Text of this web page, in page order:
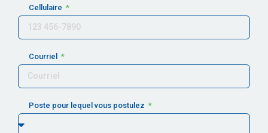
Cellulaire
Courriel
Poste pour lequel vous postulez